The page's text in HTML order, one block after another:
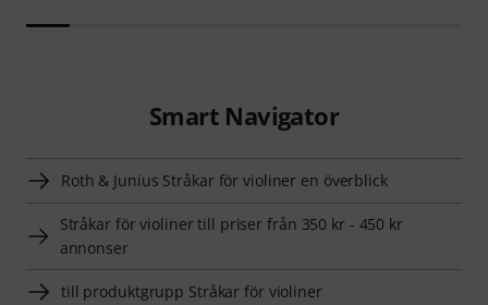
Smart Navigator
Roth & Junius Stråkar för violiner en överblick
Stråkar för violiner till priser från 350 kr - 450 kr
annonser
till produktgrupp Stråkar för violiner